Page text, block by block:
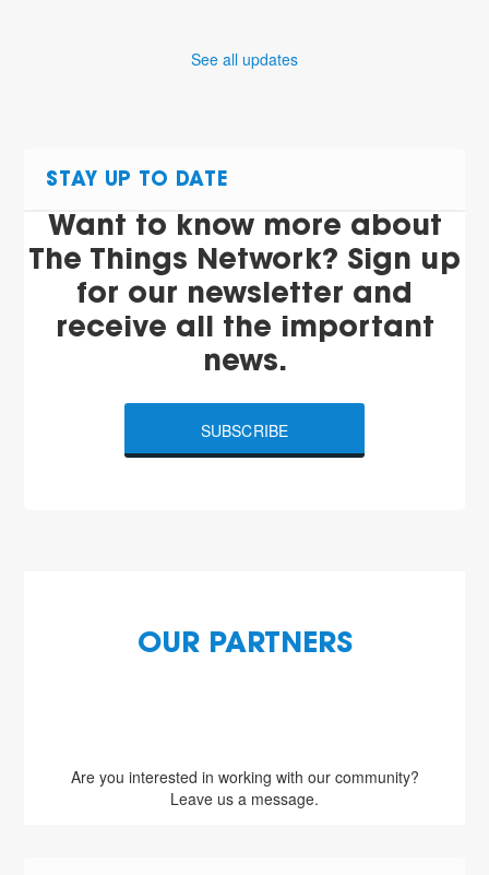
See all updates
STAY UP TO DATE
Want to know more about
The Things Network? Sign up
for our newsletter and
receive all the important
news.
SUBSCRIBE
OUR PARTNERS
Are you interested in working with our community?
Leave us a message.